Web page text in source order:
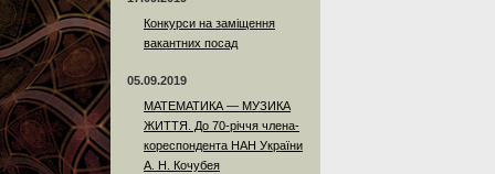
Конкурси на заміщення
вакантних посад
05.09.2019
МАТЕМАТИКА — МУЗИКА
ЖИТТЯ. До 70-річчя члена-
кореспондента НАН України
А. Н. Кочубея